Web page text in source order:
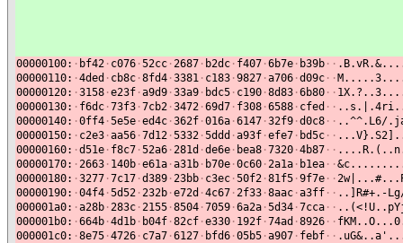
00000100: · bf42 · c076 ·52cc ·2687 · b2dc · f407 ·6b7e · b39b · ·
00000110: ·4ded · cb8c ·8fd4 ·3381 · c183 ·9827 ·a706 ·d09c · ·
00000120: ·3158 ·e23f ·a9d9 ·33a9 · bdc5 · c190 ·8d83 ·6b80 · ·
00000130: · f6dc ·73f3 ·7cb2 ·3472 ·69d7 · f308 ·6588 · cfed · ·
00000140: ·0ff4 ·5e5e ·ed4c ·362f ·016a ·6147 ·32f9 ·d0c8 · · ..^^.L6/
00000150: · c2e3 ·aa56 ·7d12 ·5332 ·5ddd ·a93f ·efe7 · bd5c · ·
00000160: ·d51e · f8c7 ·52a6 ·281d ·de6e · bea8 ·7320 ·4b87 · ·
00000170: ·2663 · 140b ·e61a ·a31b · b70e ·0c60 ·2a1a · b1ea · ·
00000180: ·3277 ·7c17 ·d389 ·23bb · c3ec ·50f2 ·81f5 ·9f7e · ·
00000190: ·04f4 ·5d52 ·232b ·e72d ·4c67 ·2f33 ·8aac ·a3ff · · ..]R#+.-
000001a0: ·a28b ·283c ·2155 ·8504 ·7059 ·6a2a ·5d34 ·7cca · ·
000001b0: ·664b ·4d1b · b04f ·82cf ·e330 · 192f ·74ad ·8926 · ·
000001c0: ·8e75 ·4726 · c7a7 ·6127 · bfd6 ·05b5 ·a907 · febf · ·